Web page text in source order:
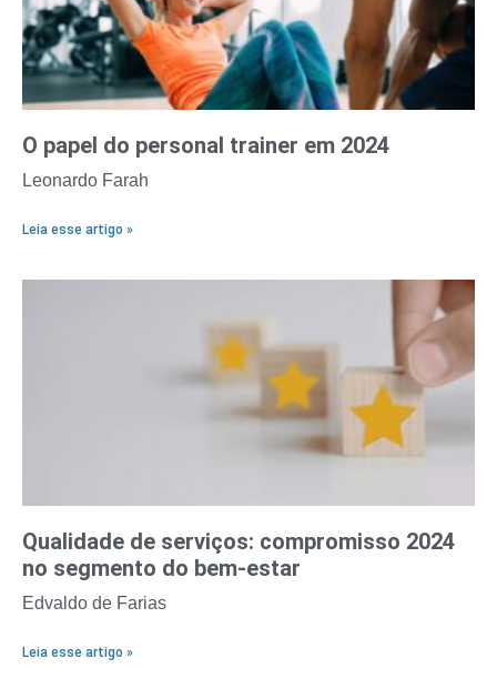
O papel do personal trainer em 2024
Leonardo Farah
Leia esse artigo »
Qualidade de serviços: compromisso 2024
no segmento do bem-estar
Edvaldo de Farias
Leia esse artigo »